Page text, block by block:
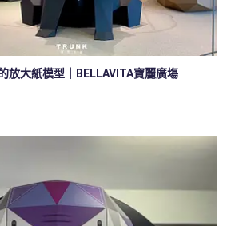
放大紙模型｜BELLAVITA寶麗廣塲